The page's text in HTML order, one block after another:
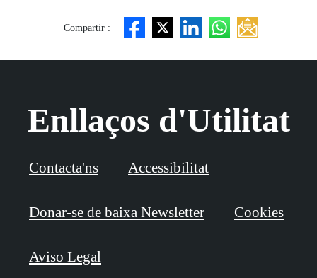
Compartir :
Enllaços d'Utilitat
Contacta'ns Accessibilitat
Donar-se de baixa Newsletter Cookies
Aviso Legal